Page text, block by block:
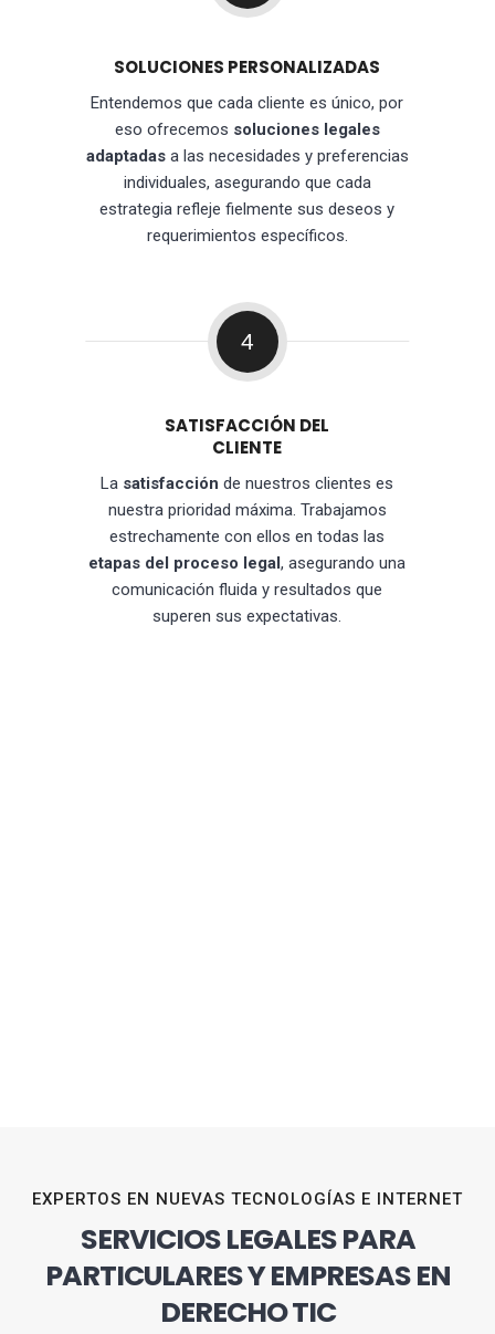
SOLUCIONES PERSONALIZADAS
Entendemos que cada cliente es único, por
eso ofrecemos soluciones legales
adaptadasa las necesidades y preferencias
individuales, asegurando que cada
estrategia refleje fielmente sus deseos y
requerimientos específicos.
4
SATISFACCIÓN DEL
CLIENTE
La satisfacción de nuestros clientes es
nuestra prioridad máxima. Trabajamos
estrechamente con ellos en todas las
etapas del proceso legal, asegurando una
comunicación fluida y resultados que
superen sus expectativas.
EXPERTOS EN NUEVAS TECNOLOGÍAS E INTERNET
SERVICIOS LEGALES PARA
PARTICULARES Y EMPRESAS EN
DERECHO TIC